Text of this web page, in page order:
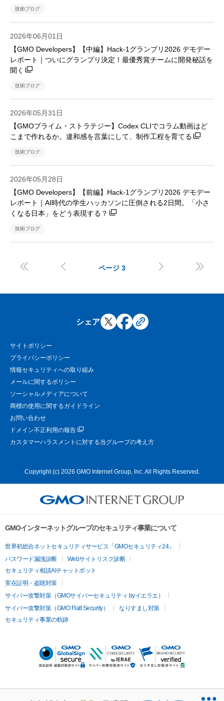
技術ブログ
2026年06月01日
【GMO Developers】【中編】Hack-1グランプリ2026 デモデー
レポート｜ついにグランプリ決定！最優秀賞チームに開発秘話を
聞く
技術ブログ
2026年05月31日
【GMOプライム・ストラテジー】Codex CLIでコラム動画はど
こまで作れるか。違和感を言葉にして、制作工程を育てる
技術ブログ
2026年05月28日
【GMO Developers】【前編】Hack-1グランプリ2026 デモデー
レポート｜AI時代の学生ハッカソンに圧倒される2日間。「小さ
くなる日本」をどう表現する？
技術ブログ
  ページ 3  
シェア
サイトポリシー
プライバシーポリシー
情報セキュリティへの取り組み
メールに関するポリシー
ソーシャルメディアについて
商標の使用に関するガイドライン
お問い合わせ
ドメイン不正利用の報告
カスタマーハラスメントに対する当グループの考え方
Copyright (c) 2026 GMO Internet Group, Inc. All Rights Reserved.
GMOインターネットグループのセキュリティ事業について
世界初総合ネットセキュリティサービス「GMOセキュリティ24」
パスワード漏洩診断
Webサイトリスク診断
セキュリティ相談AIチャットボット
実在証明・盗聴対策
サイバー攻撃対策（GMOサイバーセキュリティ byイエラエ）
サイバー攻撃対策（GMO Flatt Security）
なりすまし対策
セキュリティ事業の軌跡